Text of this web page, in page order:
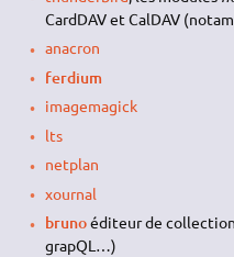
CardDAV et CalDAV
anacron
ferdium
imagemagick
lts
netplan
xournal
brunoéditeur de
grapQL…)